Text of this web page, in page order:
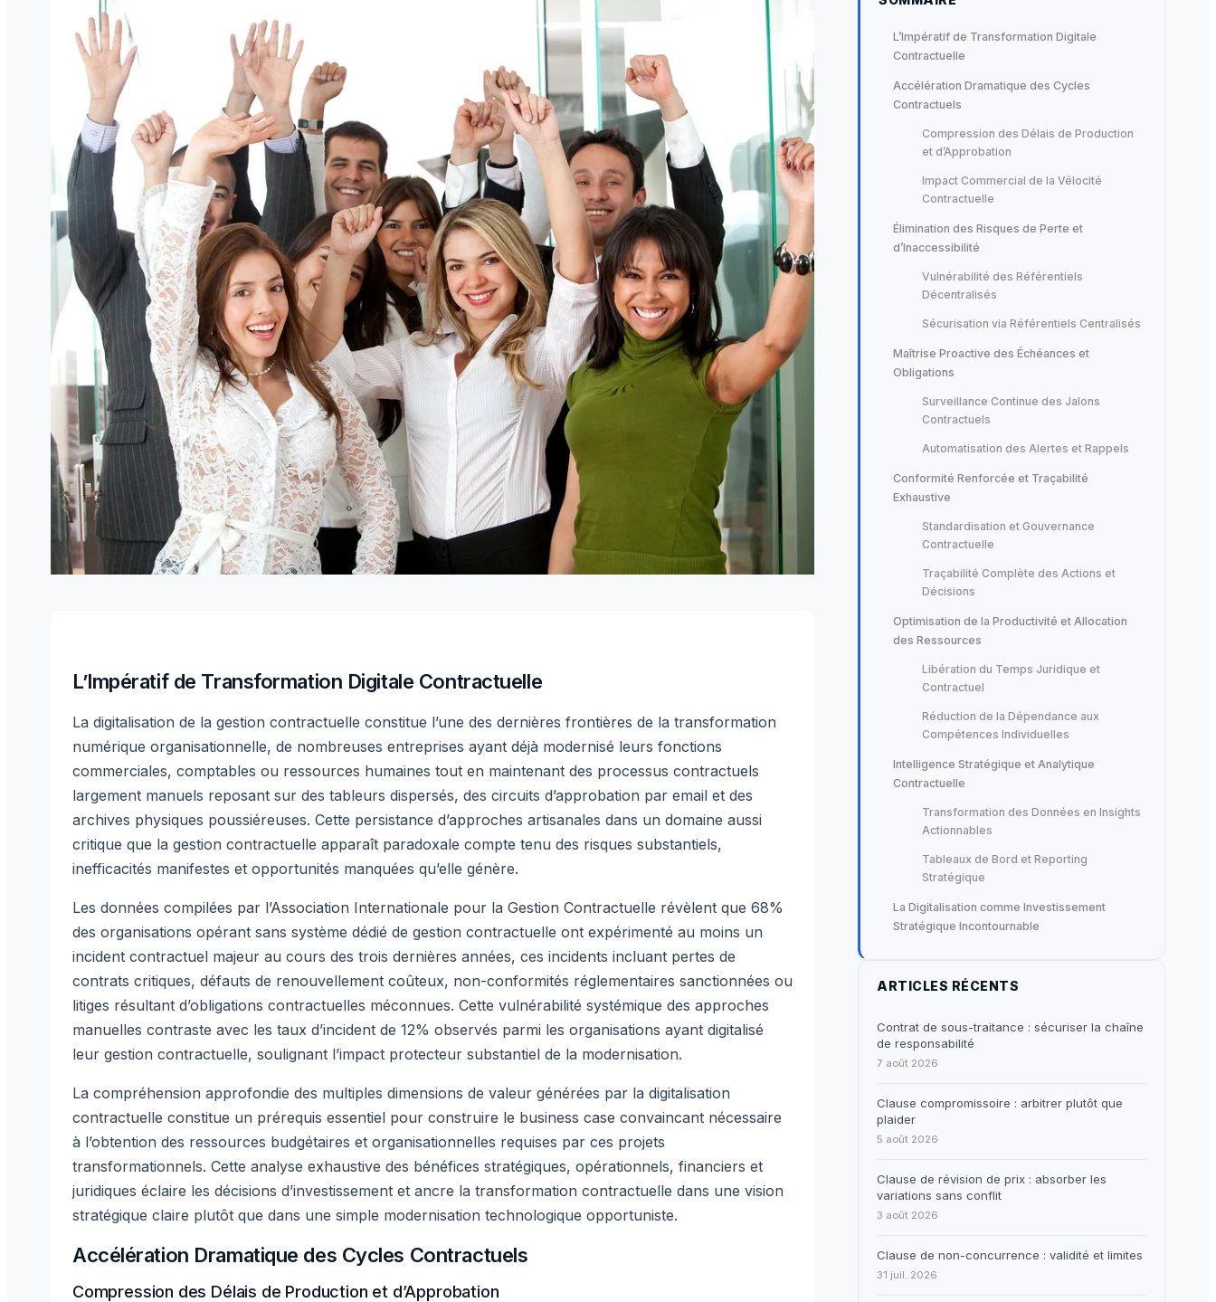
L’Impératif de Transformation Digitale Contractuelle
La digitalisation de la gestion contractuelle constitue l’une des dernières frontières de la transformation
numérique organisationnelle, de nombreuses entreprises ayant déjà modernisé leurs fonctions
commerciales, comptables ou ressources humaines tout en maintenant des processus contractuels
largement manuels reposant sur des tableurs dispersés, des circuits d’approbation par email et des
archives physiques poussiéreuses. Cette persistance d’approches artisanales dans un domaine aussi
critique que la gestion contractuelle apparaît paradoxale compte tenu des risques substantiels,
inefficacités manifestes et opportunités manquées qu’elle génère.
Les données compilées par l’Association Internationale pour la Gestion Contractuelle révèlent que 68%
des organisations opérant sans système dédié de gestion contractuelle ont expérimenté au moins un
incident contractuel majeur au cours des trois dernières années, ces incidents incluant pertes de
contrats critiques, défauts de renouvellement coûteux, non-conformités réglementaires sanctionnées ou
litiges résultant d’obligations contractuelles méconnues. Cette vulnérabilité systémique des approches
manuelles contraste avec les taux d’incident de 12% observés parmi les organisations ayant digitalisé
leur gestion contractuelle, soulignant l’impact protecteur substantiel de la modernisation.
La compréhension approfondie des multiples dimensions de valeur générées par la digitalisation
contractuelle constitue un prérequis essentiel pour construire le business case convaincant nécessaire
à l’obtention des ressources budgétaires et organisationnelles requises par ces projets
transformationnels. Cette analyse exhaustive des bénéfices stratégiques, opérationnels, financiers et
juridiques éclaire les décisions d’investissement et ancre la transformation contractuelle dans une vision
stratégique claire plutôt que dans une simple modernisation technologique opportuniste.
Accélération Dramatique des Cycles Contractuels
Compression des Délais de Production et d’Approbation
L’Impératif de Transformation Digitale
Contractuelle
Accélération Dramatique des Cycles
Contractuels
Compression des Délais de Production
et d’Approbation
Impact Commercial de la Vélocité
Contractuelle
Élimination des Risques de Perte et
d’Inaccessibilité
Vulnérabilité des Référentiels
Décentralisés
Sécurisation via Référentiels Centralisés
Maîtrise Proactive des Échéances et
Obligations
Surveillance Continue des Jalons
Contractuels
Automatisation des Alertes et Rappels
Conformité Renforcée et Traçabilité
Exhaustive
Standardisation et Gouvernance
Contractuelle
Traçabilité Complète des Actions et
Décisions
Optimisation de la Productivité et Allocation
des Ressources
Libération du Temps Juridique et
Contractuel
Réduction de la Dépendance aux
Compétences Individuelles
Intelligence Stratégique et Analytique
Contractuelle
Transformation des Données en Insights
Actionnables
Tableaux de Bord et Reporting
Stratégique
La Digitalisation comme Investissement
Stratégique Incontournable
ARTICLES RÉCENTS
Contrat de sous-traitance : sécuriser la chaîne
de responsabilité
7 août 2026
Clause compromissoire : arbitrer plutôt que
plaider
5 août 2026
Clause de révision de prix : absorber les
variations sans conflit
3 août 2026
Clause de non-concurrence : validité et limites
31 juil. 2026